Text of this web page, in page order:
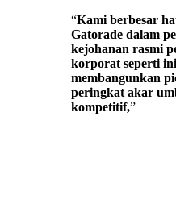
“Kami berbesar
Gatorade dalam
kejohanan rasmi
korporat seperti
membangunkan
peringkat akar
kompetitif,”